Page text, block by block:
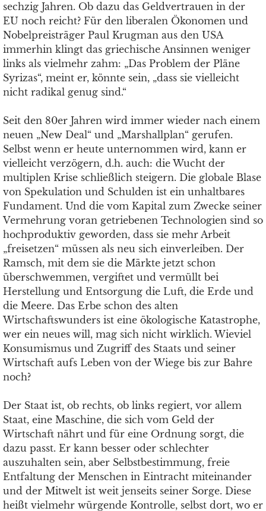
sechzig Jahren. Ob dazu das Geldvertrauen in der
EU noch reicht? Für den liberalen Ökonomen und
Nobelpreisträger Paul Krugman aus den USA
immerhin klingt das griechische Ansinnen weniger
links als vielmehr zahm: „Das Problem der Pläne
Syrizas“, meint er, könnte sein, „dass sie vielleicht
nicht radikal genug sind.“
Seit den 80er Jahren wird immer wieder nach einem
neuen „New Deal“ und „Marshallplan“ gerufen.
Selbst wenn er heute unternommen wird, kann er
vielleicht verzögern, d.h. auch: die Wucht der
multiplen Krise schließlich steigern. Die globale Blase
von Spekulation und Schulden ist ein unhaltbares
Fundament. Und die vom Kapital zum Zwecke seiner
Vermehrung voran getriebenen Technologien sind so
hochproduktiv geworden, dass sie mehr Arbeit
„freisetzen“ müssen als neu sich einverleiben. Der
Ramsch, mit dem sie die Märkte jetzt schon
überschwemmen, vergiftet und vermüllt bei
Herstellung und Entsorgung die Luft, die Erde und
die Meere. Das Erbe schon des alten
Wirtschaftswunders ist eine ökologische Katastrophe,
wer ein neues will, mag sich nicht wirklich. Wieviel
Konsumismus und Zugriff des Staats und seiner
Wirtschaft aufs Leben von der Wiege bis zur Bahre
noch?
Der Staat ist, ob rechts, ob links regiert, vor allem
Staat, eine Maschine, die sich vom Geld der
Wirtschaft nährt und für eine Ordnung sorgt, die
dazu passt. Er kann besser oder schlechter
auszuhalten sein, aber Selbstbestimmung, freie
Entfaltung der Menschen in Eintracht miteinander
und der Mitwelt ist weit jenseits seiner Sorge. Diese
heißt vielmehr würgende Kontrolle, selbst dort, wo er